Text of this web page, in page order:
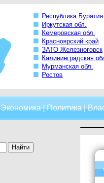
Республика Бурятия
Иркутская обл.
Кемеровская обл.
Красноярский край
ЗАТО Железногорск
Калининградская
Мурманская обл.
Ростов
Экономика|Политика|